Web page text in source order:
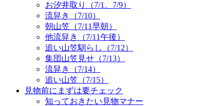
お汐井取り（7/1、7/9）
流舁き（7/10）
朝山笠（7/11早朝）
他流舁き（7/11午後）
追い山笠馴らし（7/12）
集団山笠見せ（7/13）
流舁き（7/14）
追い山笠（7/15）
見物前にまずは要チェック
知っておきたい見物マナー